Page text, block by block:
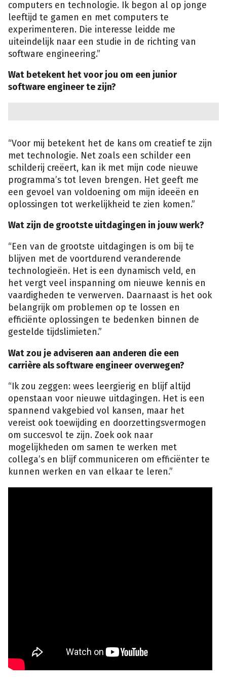
computers en technologie. Ik begon al op jonge
leeftijd te gamen en met computers te
experimenteren. Die interesse leidde me
uiteindelijk naar een studie in de richting van
software engineering.”
Wat betekent het voor jou om een junior
software engineer te zijn?
“Voor mij betekent het de kans om creatief te zijn
met technologie. Net zoals een schilder een
schilderij creëert, kan ik met mijn code nieuwe
programma’s tot leven brengen. Het geeft me
een gevoel van voldoening om mijn ideeën en
oplossingen tot werkelijkheid te zien komen.”
Wat zijn de grootste uitdagingen in jouw werk?
“Een van de grootste uitdagingen is om bij te
blijven met de voortdurend veranderende
technologieën. Het is een dynamisch veld, en
het vergt veel inspanning om nieuwe kennis en
vaardigheden te verwerven. Daarnaast is het ook
belangrijk om problemen op te lossen en
efficiënte oplossingen te bedenken binnen de
gestelde tijdslimieten.”
Wat zou je adviseren aan anderen die een
carrière als software engineer overwegen?
“Ik zou zeggen: wees leergierig en blijf altijd
openstaan voor nieuwe uitdagingen. Het is een
spannend vakgebied vol kansen, maar het
vereist ook toewijding en doorzettingsvermogen
om succesvol te zijn. Zoek ook naar
mogelijkheden om samen te werken met
collega’s en blijf communiceren om efficiënter te
kunnen werken en van elkaar te leren.”